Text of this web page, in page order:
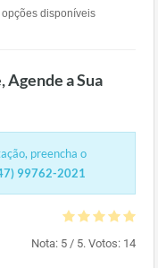
disponíveis
a Sua
preencha o
99762-2021
Nota: 5 / 5. Votos: 14